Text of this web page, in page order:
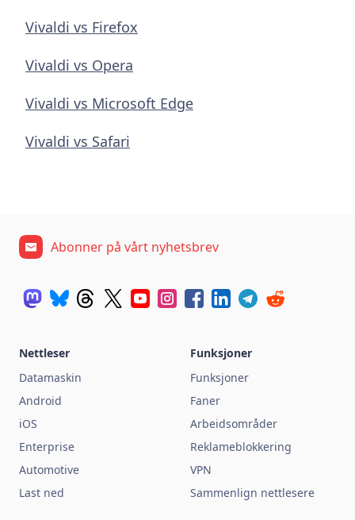
Vivaldi vs Firefox
Vivaldi vs Opera
Vivaldi vs Microsoft Edge
Vivaldi vs Safari
Abonner på vårt nyhetsbrev
Nettleser
Datamaskin
Android
iOS
Enterprise
Automotive
Last ned
Funksjoner
Funksjoner
Faner
Arbeidsområder
Reklameblokkering
VPN
Sammenlign nettlesere